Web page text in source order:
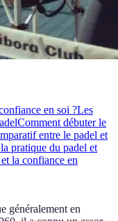
en soi ?Les
Comment débuter le
entre le padel et
pratique du padel et
la confiance en
généralement en